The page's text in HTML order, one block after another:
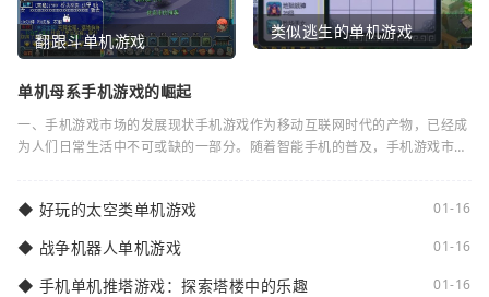
翻跟斗单机游戏 类似逃生的单机游戏
单机母系手机游戏的崛起
一、手机游戏市场的发展现状手机游戏作为移动互联网时代的产物，已经成
为人们日常生活中不可或缺的一部分。随着智能手机的普及，手机游戏市场
◆ 好玩的太空类单机游戏 01-16
◆ 战争机器人单机游戏 01-16
◆ 手机单机推塔游戏：探索塔楼中的乐趣 01-16